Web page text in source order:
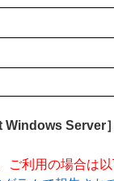
Windows Server
利用の場合は